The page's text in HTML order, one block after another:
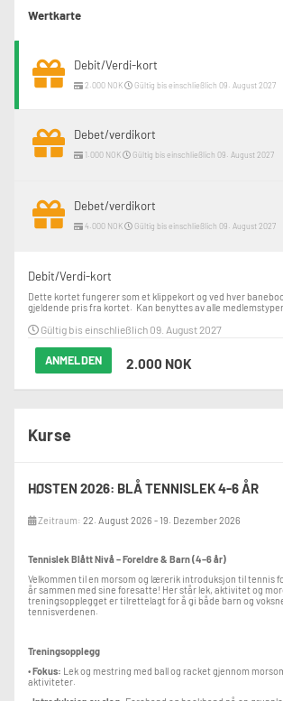
Wertkarte
Debit/Verdi-kort
2.000 NOK Gültig bis einschließlich 09. August 2027
Debet/verdikort
1.000 NOK Gültig bis einschließlich 09. August 2027
Debet/verdikort
4.000 NOK Gültig bis einschließlich 09. August 2027
Debit/Verdi-kort
Dette kortet fungerer som et klippekort og ved hver
gjeldende pris fra kortet.  Kan benyttes av alle
Gültig bis einschließlich 09. August 2027
ANMELDEN 2.000 NOK
Kurse
HØSTEN 2026: BLÅ TENNISLEK 4-6 ÅR
Zeitraum: 22. August 2026 - 19. Dezember 2026
Tennislek Blått Nivå – Foreldre & Barn (4–6 år)
Velkommen til en morsom og lærerik introduksjon til tennis
år sammen med sine foresatte! Her står lek, aktivitet og
treningsopplegget er tilrettelagt for å gi både barn og
tennisverdenen.
Treningsopplegg
•Fokus: Lek og mestring med ball og racket gjennom
aktiviteter.